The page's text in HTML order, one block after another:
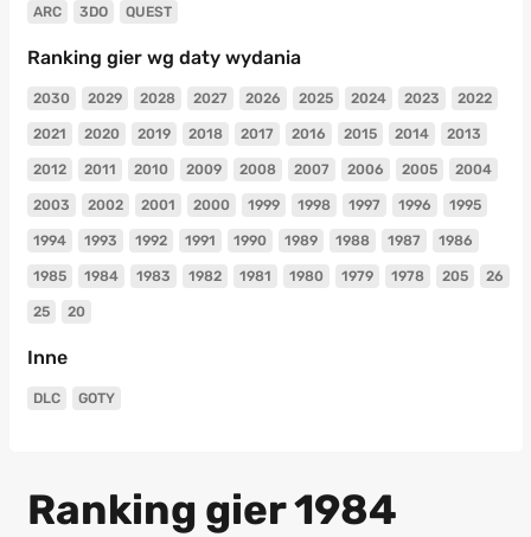
ARC 3DO QUEST
Ranking gier wg daty wydania
2030 2029 2028 2027 2026 2025 2024 2023 2022
2021 2020 2019 2018 2017 2016 2015 2014 2013
2012 2011 2010 2009 2008 2007 2006 2005 2004
2003 2002 2001 2000 1999 1998 1997 1996 1995
1994 1993 1992 1991 1990 1989 1988 1987 1986
1985 1984 1983 1982 1981 1980 1979 1978 205 26
25 20
Inne
DLC GOTY
Ranking gier 1984